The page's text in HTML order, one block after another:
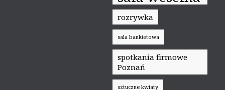
rozrywka
sala bankietowa
spotkania firmowe
Poznań
sztuczne kwiaty